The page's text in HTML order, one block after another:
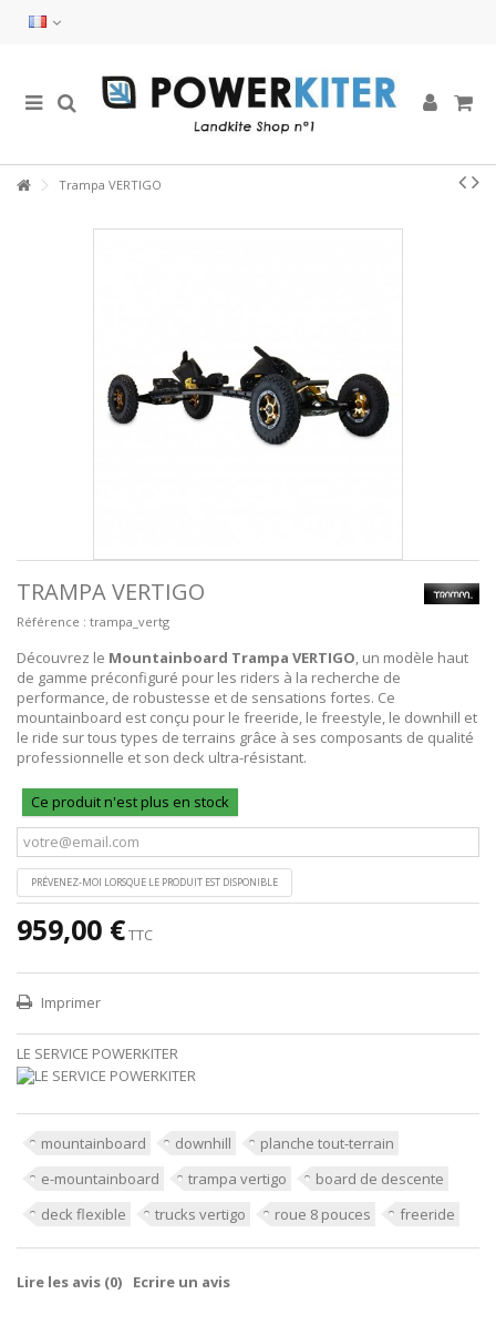
Trampa VERTIGO
TRAMPA VERTIGO
Référence : trampa_vertg
Découvrez le Mountainboard Trampa VERTIGO, un modèle haut
de gamme préconfiguré pour les riders à la recherche de
performance, de robustesse et de sensations fortes. Ce
mountainboard est conçu pour le freeride, le freestyle, le downhill et
le ride sur tous types de terrains grâce à ses composants de qualité
professionnelle et son deck ultra-résistant.
Ce produit n'est plus en stock
PRÉVENEZ-MOI LORSQUE LE PRODUIT EST DISPONIBLE
959,00 €TTC
Imprimer
LE SERVICE POWERKITER
mountainboard downhill
planche tout-terrain
e-mountainboard
trampa vertigo
board de descente
deck flexible
trucks vertigo roue 8 pouces freeride
Lire les avis (0) Ecrire un avis